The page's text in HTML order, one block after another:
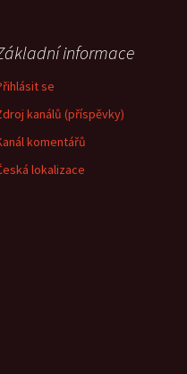
informace
se
kanálů (příspěvky)
komentářů
lokalizace